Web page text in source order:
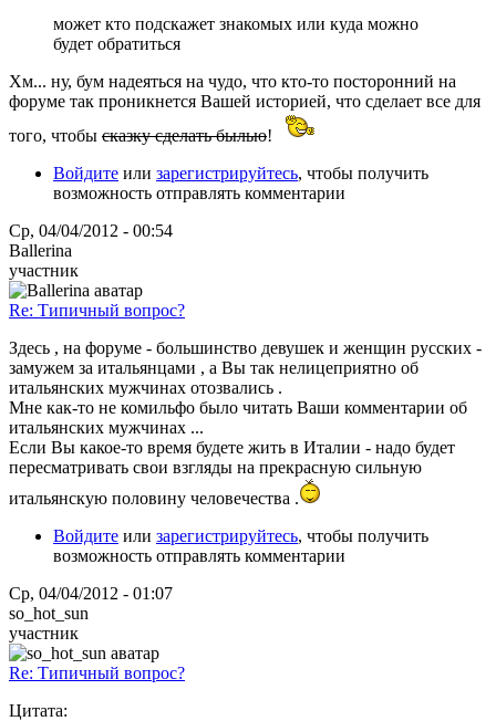
может кто подскажет знакомых или куда можно
будет обратиться
Хм... ну, бум надеяться на чудо, что кто-то посторонний на
форуме так проникнется Вашей историей, что сделает все для
того, чтобы cказку сделать былью!
Войдите или зарегистрируйтесь, чтобы получить
возможность отправлять комментарии
Ср, 04/04/2012 - 00:54
Ballerina
участник
Re: Типичный вопрос?
Здесь , на форуме - большинство девушек и женщин русских -
замужем за итальянцами , а Вы так нелицеприятно об
итальянских мужчинах отозвались .
Мне как-то не комильфо было читать Ваши комментарии об
итальянских мужчинах ...
Если Вы какое-то время будете жить в Италии - надо будет
пересматривать свои взгляды на прекрасную сильную
итальянскую половину человечества .
Войдите или зарегистрируйтесь, чтобы получить
возможность отправлять комментарии
Ср, 04/04/2012 - 01:07
so_hot_sun
участник
Re: Типичный вопрос?
Цитата: